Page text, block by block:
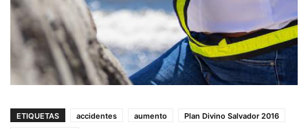
ETIQUETAS accidentes aumento
Plan Divino Salvador 2016